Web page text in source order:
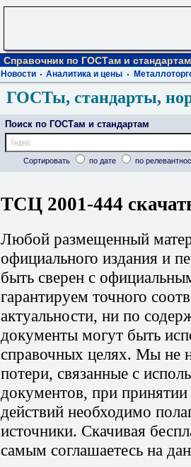
Справочник по ГОСТам и стандартам
Новости Аналитика и цены
ГОСТы, стандарты,
Поиск по ГОСТам и стандартам
Сортировать по дате по
ТСЦ 2001-444
Любой размещенный
официального издания и
быть сверен с
гарантируем точного
актуальности, ни по
документы могут быть
справочных целях. Мы не
потери, связанные с
документов, при
действий необходимо
источники. Скачивая
самым соглашаетесь на